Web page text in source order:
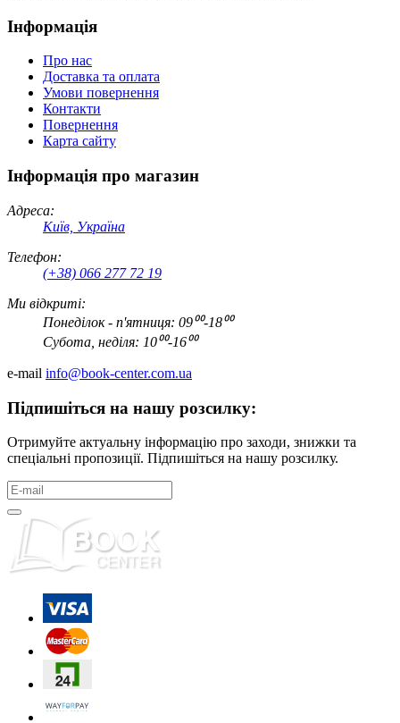
Інформація
Про нас
Доставка та оплата
Умови повернення
Контакти
Повернення
Карта сайту
Інформація про магазин
Адреса:
Київ, Україна
Телефон:
(+38) 066 277 72 19
Ми відкриті:
Понеділок - п'ятниця: 09⁰⁰-18⁰⁰
Субота, неділя: 10⁰⁰-16⁰⁰
e-mail info@book-center.com.ua
Підпишіться на нашу розсилку:
Отримуйте актуальну інформацію про заходи, знижки та
спеціальні пропозиції. Підпишіться на нашу розсилку.